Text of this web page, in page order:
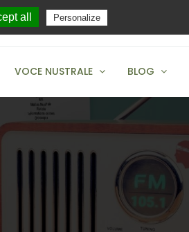
VOCE NUSTRALE BLOG
all Personalize